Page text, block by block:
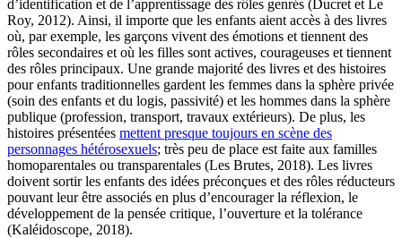
d’identification et de l’apprentissage des rôles genrés (Ducret et Le
Roy, 2012). Ainsi, il importe que les enfants aient accès à des livres
où, par exemple, les garçons vivent des émotions et tiennent des
rôles secondaires et où les filles sont actives, courageuses et tiennent
des rôles principaux. Une grande majorité des livres et des histoires
pour enfants traditionnelles gardent les femmes dans la sphère privée
(soin des enfants et du logis, passivité) et les hommes dans la sphère
publique (profession, transport, travaux extérieurs). De plus, les
histoires présentées mettent presque toujours en scène des
personnages hétérosexuels; très peu de place est faite aux familles
homoparentales ou transparentales (Les Brutes, 2018). Les livres
doivent sortir les enfants des idées préconçues et des rôles réducteurs
pouvant leur être associés en plus d’encourager la réflexion, le
développement de la pensée critique, l’ouverture et la tolérance
(Kaléidoscope, 2018).